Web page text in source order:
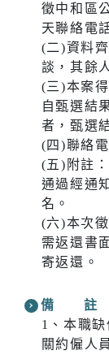
徵中和區
天聯絡電
(二)資料
談，其餘
(三)本案
自甄選結
者，甄選
(四)聯絡
(五)附註
通過經通
名。
(六)本次
需返還書
寄返還。
備 註
1、本職
關約僱人